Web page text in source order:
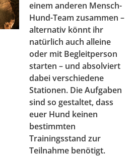
einem anderen Mensch-
Hund-Team zusammen –
alternativ könnt ihr
natürlich auch alleine
oder mit Begleitperson
starten – und absolviert
dabei verschiedene
Stationen. Die Aufgaben
sind so gestaltet, dass
euer Hund keinen
bestimmten
Trainingsstand zur
Teilnahme benötigt.